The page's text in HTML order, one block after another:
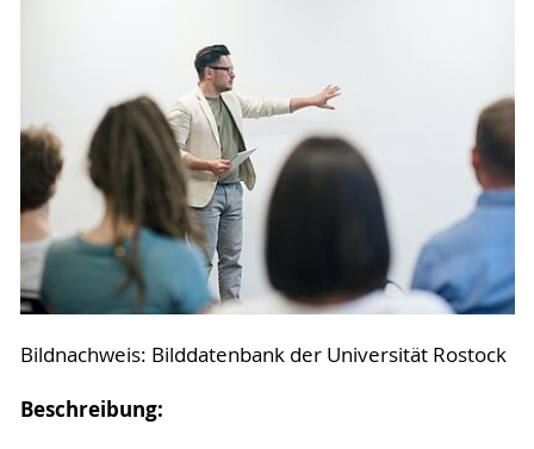
Bildnachweis: Bilddatenbank der Universität Rostock
Beschreibung: